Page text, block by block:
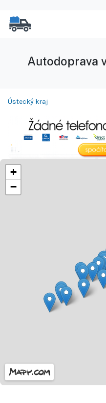
Autodoprava
Ústecký kraj
+
−